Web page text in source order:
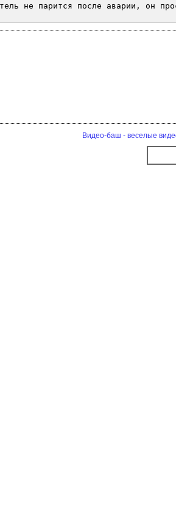
не парится после аварии, он
Видео-баш - веселые